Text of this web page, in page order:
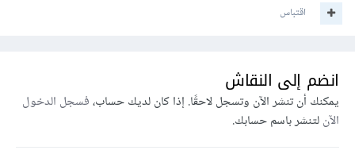
اقتباس
انضم إلى النقاش
يمكنك أن تنشر الآن وتسجل لاحقًا. إذا كان لديك حساب،فسجل الدخول
الآنلتنشر باسم حسابك.